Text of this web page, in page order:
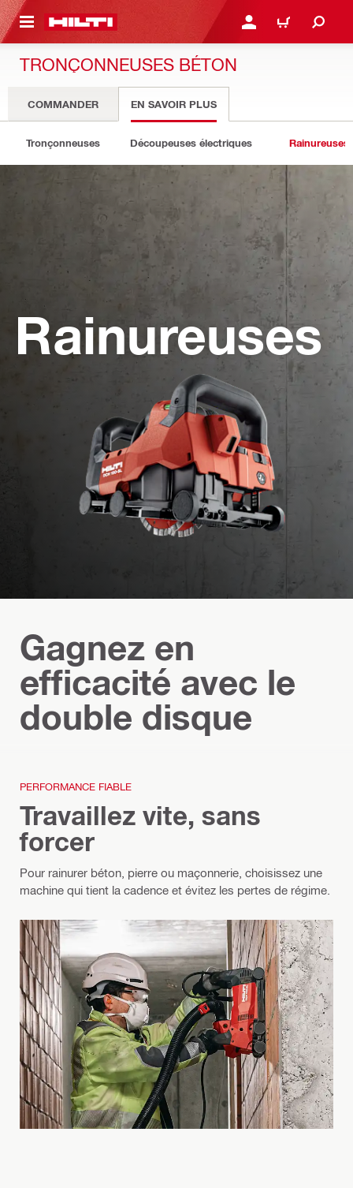
CONTENT CONNEXION OU
PANIER
TRONÇONNEUSES BÉTON
COMMANDER EN SAVOIR PLUS
Tronçonneuses Découpeuses électriques Rainureuses
Rainureuses
Gagnez en
efficacité avec le
double disque
PERFORMANCE FIABLE
Travaillez vite, sans
forcer
Pour rainurer béton, pierre ou maçonnerie, choisissez une
machine qui tient la cadence et évitez les pertes de régime.